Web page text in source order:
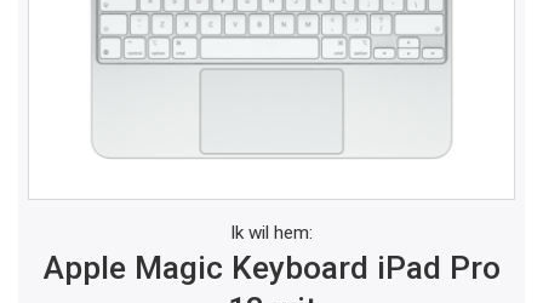
Ik wil hem:
Apple Magic Keyboard iPad Pro